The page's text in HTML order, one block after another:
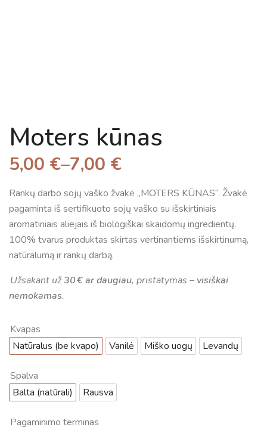
Moters kūnas
5,00 €–7,00 €
Rankų darbo sojų vaško žvakė „MOTERS KŪNAS“. Žvakė
pagaminta iš sertifikuoto sojų vaško su išskirtiniais
aromatiniais aliejais iš biologiškai skaidomų ingredientų.
100% tvarus produktas skirtas vertinantiems išskirtinumą,
natūralumą ir rankų darbą.
Užsakant už30 € ar daugiau, pristatymas – visiškai
nemokamas.
Kvapas
Natūralus (be kvapo)
Vanilė Miško uogų Levandų
Spalva
Balta (natūrali)
Rausva
Pagaminimo terminas